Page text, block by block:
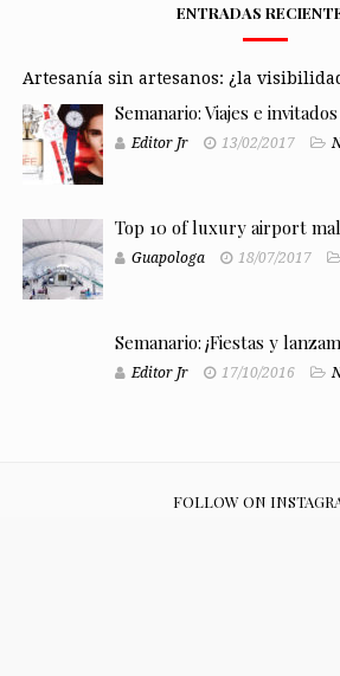
ENTRADAS
Artesanía sin artesanos: ¿la
Semanario: Viajes e invitados
Editor Jr 13/02/2017
Top 10 of luxury airport
Guapologa 18/07/2017
Semanario: ¡Fiestas y
Editor Jr 17/10/2016
FOLLOW ON